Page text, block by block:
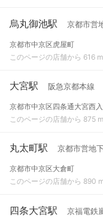
烏丸御池駅 京都市営
京都市中京区虎屋町
このページの店舗から 616 m
大宮駅 阪急京都本線
京都市中京区四条通大宮西
このページの店舗から 875 m
丸太町駅 京都市営地
京都市中京区大倉町
このページの店舗から 890
四条大宮駅 京福電鉄